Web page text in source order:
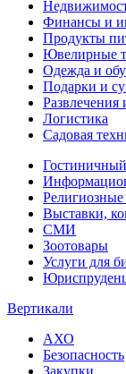
Финансы и
Продукты
Ювелирные
Одежда и
Подарки и
Развлечения
Логистика
Садовая
Выставки,
СМИ
Зоотовары
Услуги для
Вертикали
АХО
Безопасность
Закупки